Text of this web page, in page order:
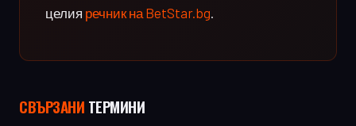
целия речник на BetStar.bg.
СВЪРЗАНИ ТЕРМИНИ